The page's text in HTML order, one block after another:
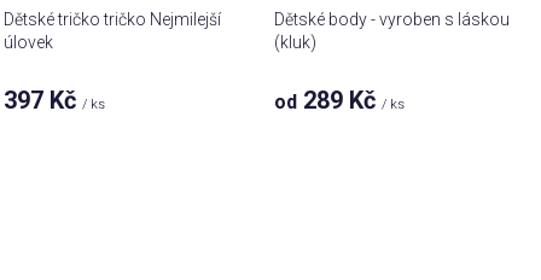
Dětské tričko tričko Nejmilejší
úlovek
397 Kč / ks
Dětské body - vyroben s láskou
(kluk)
od 289 Kč / ks